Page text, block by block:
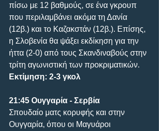
πίσω με 12 βαθμούς, σε ένα γκρουπ
που περιλαμβάνει ακόμα τη Δανία
(12β.) και το Καζακστάν (12β.). Επίσης,
η Σλοβενία θα ψάξει εκδίκηση για την
ήττα (2-0) από τους Σκανδιναβούς στην
τρίτη αγωνιστική των προκριματικών.
Εκτίμηση: 2-3 γκολ
21:45 Ουγγαρία - Σερβία
Σπουδαίο ματς κορυφής και στην
Ουγγαρία, όπου οι Μαγυάροι